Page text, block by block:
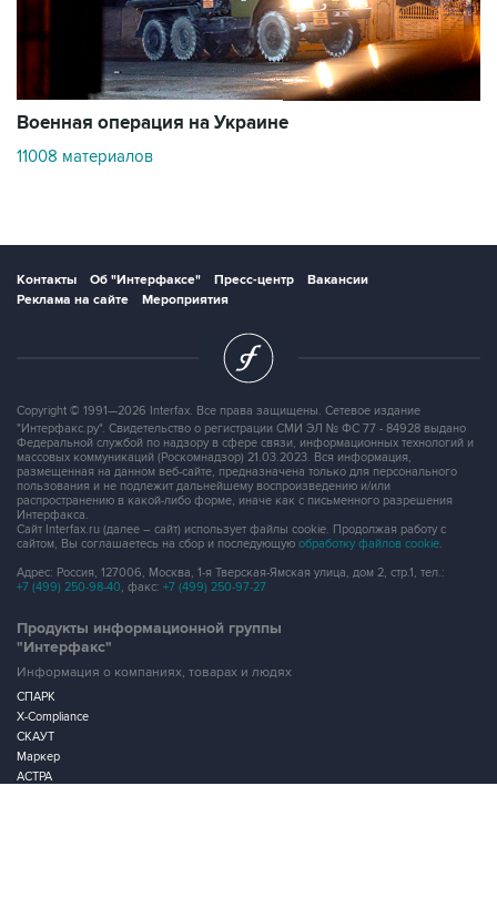
Военная операция на Украине
11008 материалов
Контакты Об "Интерфаксе" Пресс-центр
Вакансии
Реклама на сайте
Мероприятия
Copyright © 1991—2026 Interfax. Все права защищены. Сетевое издание
"Интерфакс.ру". Свидетельство о регистрации СМИ ЭЛ № ФС 77 - 84928 выдано
Федеральной службой по надзору в сфере связи, информационных технологий и
массовых коммуникаций (Роскомнадзор) 21.03.2023. Вся информация,
размещенная на данном веб-сайте, предназначена только для персонального
пользования и не подлежит дальнейшему воспроизведению и/или
распространению в какой-либо форме, иначе как с письменного разрешения
Интерфакса.
Сайт Interfax.ru (далее – сайт) использует файлы cookie. Продолжая работу с
сайтом, Вы соглашаетесь на сбор и последующую обработку файлов cookie
Адрес: Россия, 127006, Москва, 1-я Тверская-Ямская улица, дом 2, стр.1, тел.:
+7 (499) 250-98-40 , факс: +7 (499) 250-97-27
Продукты информационной группы
"Интерфакс"
Информация о компаниях, товарах и людях
СПАРК
X-Compliance
СКАУТ
Маркер
АСТРА